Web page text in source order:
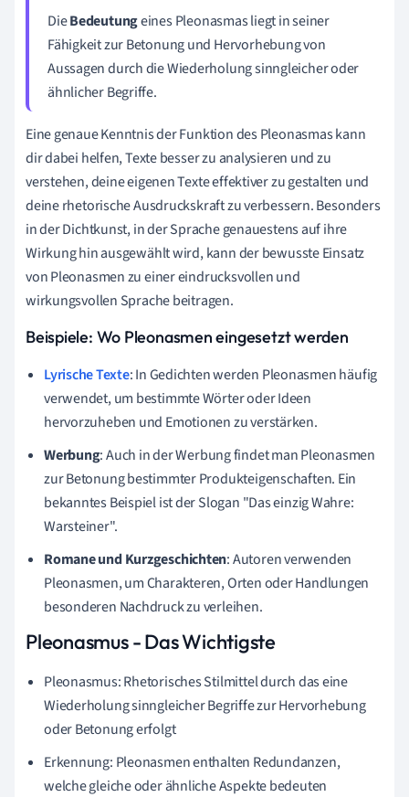
DieBedeutungeines Pleonasmas liegt in seiner
Fähigkeit zur Betonung und Hervorhebung von
Aussagen durch die Wiederholung sinngleicher oder
ähnlicher Begriffe.
Eine genaue Kenntnis der Funktion des Pleonasmas kann
dir dabei helfen, Texte besser zu analysieren und zu
verstehen, deine eigenen Texte effektiver zu gestalten und
deine rhetorische Ausdruckskraft zu verbessern. Besonders
in der Dichtkunst, in der Sprache genauestens auf ihre
Wirkung hin ausgewählt wird, kann der bewusste Einsatz
von Pleonasmen zu einer eindrucksvollen und
wirkungsvollen Sprache beitragen.
Beispiele: Wo Pleonasmen eingesetzt werden
Lyrische Texte: In Gedichten werden Pleonasmen häufig
verwendet, um bestimmte Wörter oder Ideen
hervorzuheben und Emotionen zu verstärken.
Werbung: Auch in der Werbung findet man Pleonasmen
zur Betonung bestimmter Produkteigenschaften. Ein
bekanntes Beispiel ist der Slogan "Das einzig Wahre:
Warsteiner".
Romane und Kurzgeschichten: Autoren verwenden
Pleonasmen, um Charakteren, Orten oder Handlungen
besonderen Nachdruck zu verleihen.
Pleonasmus - Das Wichtigste
Pleonasmus: Rhetorisches Stilmittel durch das eine
Wiederholung sinngleicher Begriffe zur Hervorhebung
oder Betonung erfolgt
Erkennung: Pleonasmen enthalten Redundanzen,
welche gleiche oder ähnliche Aspekte bedeuten